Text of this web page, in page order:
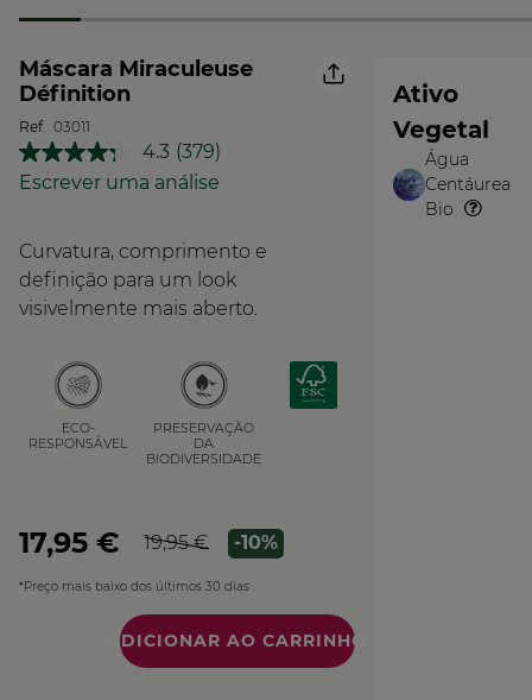
Máscara Miraculeuse
Définition
Ref. 03011
4.3 Leu
379
a
mesma
página.
(379)
Escrever uma análise
Curvatura, comprimento e
definição para um look
visivelmente mais aberto.
ECO-
RESPONSÁVEL
PRESERVAÇÃO
DA
BIODIVERSIDADE
17,95 € 19,95 € -10%
*Preço mais baixo dos últimos 30 dias
Quantidade
Ativo
Vegetal
O
Vegetal
Água
Centáurea
Bio